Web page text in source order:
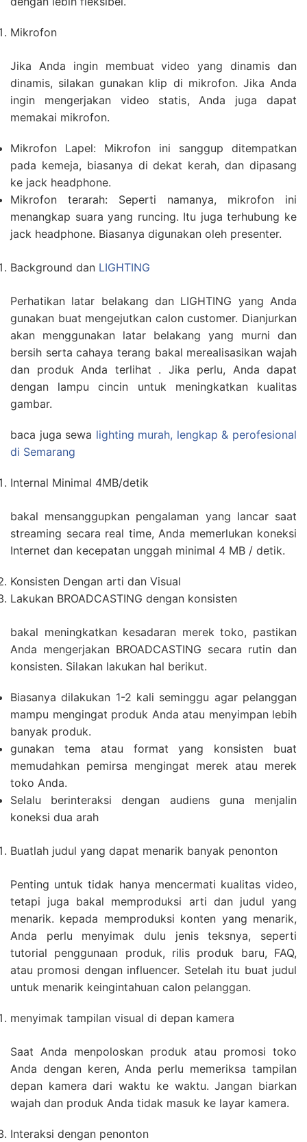
Mikrofon
Jika Anda ingin membuat video yang dinamis dan
dinamis, silakan gunakan klip di mikrofon. Jika Anda
ingin mengerjakan video statis, Anda juga dapat
memakai mikrofon.
Mikrofon Lapel: Mikrofon ini sanggup ditempatkan
pada kemeja, biasanya di dekat kerah, dan dipasang
ke jack headphone.
Mikrofon terarah: Seperti namanya, mikrofon ini
menangkap suara yang runcing. Itu juga terhubung ke
jack headphone. Biasanya digunakan oleh presenter.
Background dan LIGHTING
Perhatikan latar belakang dan LIGHTING yang Anda
gunakan buat mengejutkan calon customer. Dianjurkan
akan menggunakan latar belakang yang murni dan
bersih serta cahaya terang bakal merealisasikan wajah
dan produk Anda terlihat . Jika perlu, Anda dapat
dengan lampu cincin untuk meningkatkan kualitas
gambar.
baca juga sewa lighting murah, lengkap & perofesional
di Semarang
Internal Minimal 4MB/detik
bakal mensanggupkan pengalaman yang lancar saat
streaming secara real time, Anda memerlukan koneksi
Internet dan kecepatan unggah minimal 4 MB / detik.
Konsisten Dengan arti dan Visual
Lakukan BROADCASTING dengan konsisten
bakal meningkatkan kesadaran merek toko, pastikan
Anda mengerjakan BROADCASTING secara rutin dan
konsisten. Silakan lakukan hal berikut.
Biasanya dilakukan 1-2 kali seminggu agar pelanggan
mampu mengingat produk Anda atau menyimpan lebih
banyak produk.
gunakan tema atau format yang konsisten buat
memudahkan pemirsa mengingat merek atau merek
toko Anda.
Selalu berinteraksi dengan audiens guna menjalin
koneksi dua arah
Buatlah judul yang dapat menarik banyak penonton
Penting untuk tidak hanya mencermati kualitas video,
tetapi juga bakal memproduksi arti dan judul yang
menarik. kepada memproduksi konten yang menarik,
Anda perlu menyimak dulu jenis teksnya, seperti
tutorial penggunaan produk, rilis produk baru, FAQ,
atau promosi dengan influencer. Setelah itu buat judul
untuk menarik keingintahuan calon pelanggan.
menyimak tampilan visual di depan kamera
Saat Anda menpoloskan produk atau promosi toko
Anda dengan keren, Anda perlu memeriksa tampilan
depan kamera dari waktu ke waktu. Jangan biarkan
wajah dan produk Anda tidak masuk ke layar kamera.
Interaksi dengan penonton